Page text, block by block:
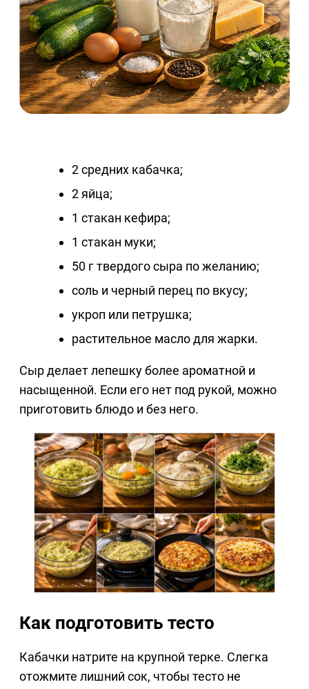
2 средних кабачка;
2 яйца;
1 стакан кефира;
1 стакан муки;
50 г твердого сыра по желанию;
соль и черный перец по вкусу;
укроп или петрушка;
растительное масло для жарки.
Сыр делает лепешку более ароматной и
насыщенной. Если его нет под рукой, можно
приготовить блюдо и без него.
Как подготовить тесто
Кабачки натрите на крупной терке. Слегка
отожмите лишний сок, чтобы тесто не